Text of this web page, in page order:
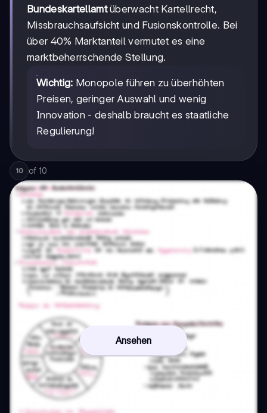
Bundeskartellamtüberwacht Kartellrecht,
Missbrauchsaufsicht und Fusionskontrolle. Bei
über 40% Marktanteil vermutet es eine
marktbeherrschende Stellung.
Wichtig: Monopole führen zu überhöhten
Preisen, geringer Auswahl und wenig
Innovation - deshalb braucht es staatliche
Regulierung!
10 of 10
Ansehen